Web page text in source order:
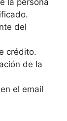
la persona
del
crédito.
de la
el email